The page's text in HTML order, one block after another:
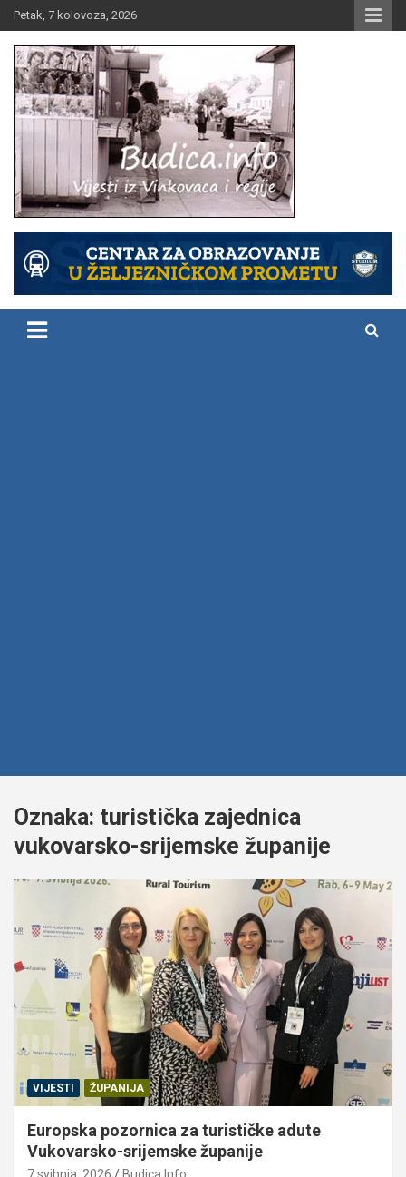
Skip
to
content
Petak, 7 kolovoza, 2026
Budica.info
Oznaka: turistička zajednica
vukovarsko-srijemske županije
VIJESTI ŽUPANIJA
Europska pozornica za turističke adute
Vukovarsko-srijemske županije